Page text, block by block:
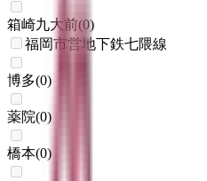
箱崎九大前(0)
福岡市営地下鉄七隈線
博多(0)
薬院(0)
橋本(0)